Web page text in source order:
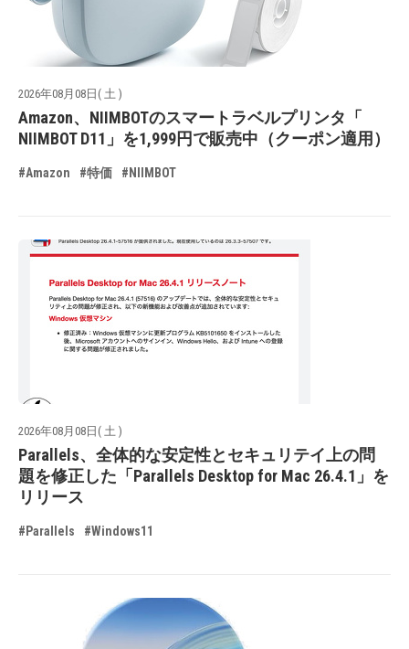
2026年08月08日( 土 )
Amazon、NIIMBOTのスマートラベルプリンタ「
NIIMBOT D11」を1,999円で販売中（クーポン適用）
#Amazon #特価 #NIIMBOT
2026年08月08日( 土 )
Parallels、全体的な安定性とセキュリテイ上の問
題を修正した「Parallels Desktop for Mac 26.4.1」を
リリース
#Parallels #Windows11